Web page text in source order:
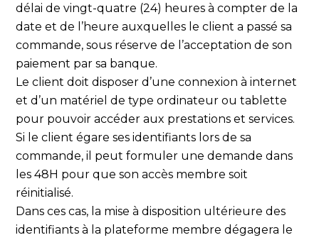
délai de vingt-quatre (24) heures à compter de la
date et de l’heure auxquelles le client a passé sa
commande, sous réserve de l’acceptation de son
paiement par sa banque.
Le client doit disposer d’une connexion à internet
et d’un matériel de type ordinateur ou tablette
pour pouvoir accéder aux prestations et services.
Si le client égare ses identifiants lors de sa
commande, il peut formuler une demande dans
les 48H pour que son accès membre soit
réinitialisé.
Dans ces cas, la mise à disposition ultérieure des
identifiants à la plateforme membre dégagera le